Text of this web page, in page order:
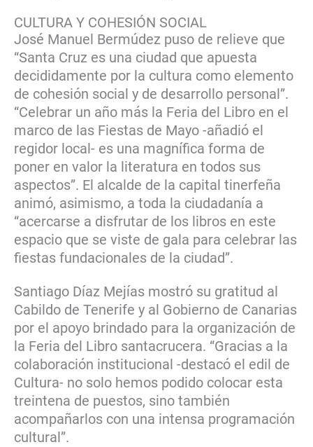
CULTURA Y COHESIÓN SOCIAL
José Manuel Bermúdez puso de relieve que
“Santa Cruz es una ciudad que apuesta
decididamente por la cultura como elemento
de cohesión social y de desarrollo personal”.
“Celebrar un año más la Feria del Libro en el
marco de las Fiestas de Mayo -añadió el
regidor local- es una magnífica forma de
poner en valor la literatura en todos sus
aspectos”. El alcalde de la capital tinerfeña
animó, asimismo, a toda la ciudadanía a
“acercarse a disfrutar de los libros en este
espacio que se viste de gala para celebrar las
fiestas fundacionales de la ciudad”.
Santiago Díaz Mejías mostró su gratitud al
Cabildo de Tenerife y al Gobierno de Canarias
por el apoyo brindado para la organización de
la Feria del Libro santacrucera. “Gracias a la
colaboración institucional -destacó el edil de
Cultura- no solo hemos podido colocar esta
treintena de puestos, sino también
acompañarlos con una intensa programación
cultural”.